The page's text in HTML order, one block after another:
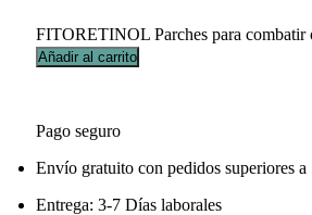
FITORETINOL Parches para combatir
Añadir al carrito
Pago seguro
Envío gratuito con pedidos superiores a
Entrega: 3-7 Días laborales